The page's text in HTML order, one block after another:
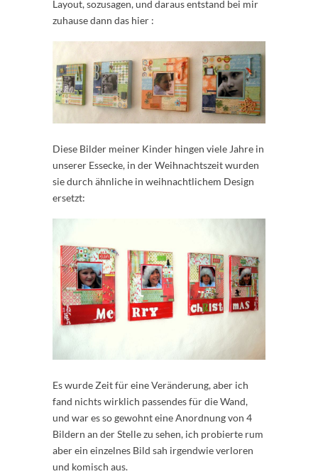
Layout, sozusagen, und daraus entstand bei mir
zuhause dann das hier :
Diese Bilder meiner Kinder hingen viele Jahre in
unserer Essecke, in der Weihnachtszeit wurden
sie durch ähnliche in weihnachtlichem Design
ersetzt:
Es wurde Zeit für eine Veränderung, aber ich
fand nichts wirklich passendes für die Wand,
und war es so gewohnt eine Anordnung von 4
Bildern an der Stelle zu sehen, ich probierte rum
aber ein einzelnes Bild sah irgendwie verloren
und komisch aus.